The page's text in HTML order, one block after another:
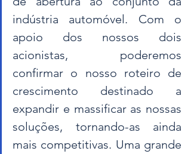
indústria automóvel. Com o
apoio dos nossos dois
acionistas, poderemos
confirmar o nosso roteiro de
crescimento destinado a
expandir e massificar as nossas
soluções, tornando-as ainda
mais competitivas. Uma grande